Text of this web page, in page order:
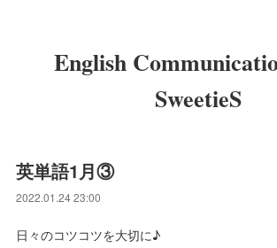
English
SweetieS
英単語1月③
2022.01.24 23:00
日々のコツコツを大切に♪